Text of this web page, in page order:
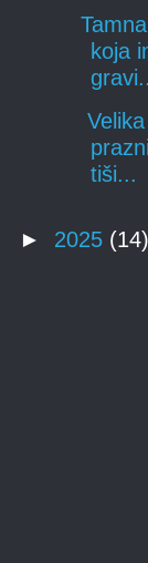
koja
tiši...
► 2025 (14)